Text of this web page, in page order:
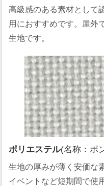
高級感のある素材として
用におすすめです。屋外
生地です。
ポリエステル(名称：ポ
生地の厚みが薄く安価な
イベントなど短期間で使